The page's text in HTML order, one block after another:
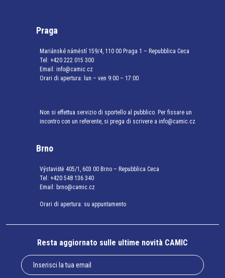
Praga
Mariánské náměstí 159/4, 110 00 Praga 1 – Repubblica Ceca
Tel: +420 222 015 300
Email: info@camic.cz
Orari di apertura: lun – ven 9:00 – 17:00
Non si effettua servizio di sportello al pubblico. Per fissare un
incontro con un referente, si prega di scrivere a info@camic.cz
Brno
Výstaviště 405/1, 603 00 Brno – Repubblica Ceca
Tel: +420 548 136 340
Email: brno@camic.cz
Orari di apertura: su appuntamento
Resta aggiornato sulle ultime novità CAMIC